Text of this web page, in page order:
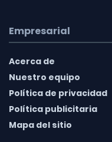
Empresarial
Acerca de
Nuestro equipo
Política de privacidad
Política publicitaria
Mapa del sitio